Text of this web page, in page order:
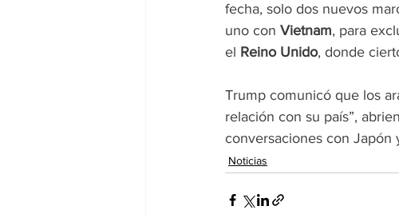
fecha, solo dos nuevos
uno con Vietnam, para
el Reino Unido, donde
Trump comunicó que los
relación con su país”,
conversaciones con Japón
Noticias